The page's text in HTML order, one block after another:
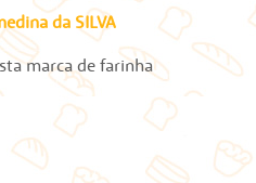
da SILVA
marca de farinha